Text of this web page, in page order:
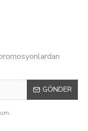
GÖNDER